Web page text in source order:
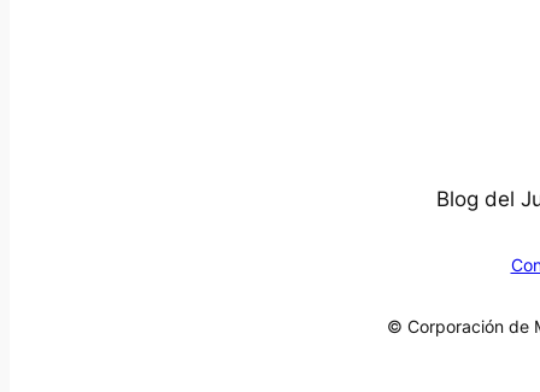
Blog del
© Corporación de